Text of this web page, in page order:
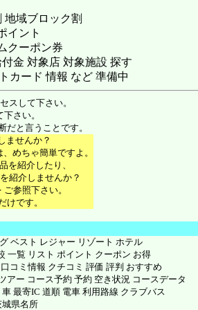
域ブロック割
イント
クーポン券
金 対象店 対象施設 探す
カード 情報 など 準備中
スして下さい。
さい。
と言うことです。
ませんか？
めちゃ簡単ですよ。
を紹介したり、
紹介しませんか？
参照下さい。
けです。
ベスト レジャー リゾート ホテル
一覧 リスト ポイント クーポン お得
コミ情報 クチコミ 評価 評判 おすすめ
アー コース予約 予約 空き状況 コースデータ
最寄IC 道順 電車 利用路線 クラブバス
城県名所